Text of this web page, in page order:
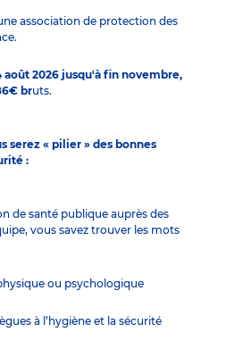
association de protection des
août 2026 jusqu'à fin novembre,
bruts.
serez « pilier » des bonnes
:
de santé publique auprès des
vous savez trouver les mots
ou psychologique
à l’hygiène et la sécurité